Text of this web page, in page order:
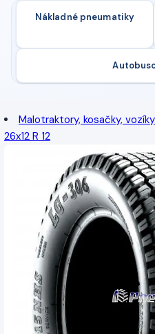
Nákladné pneumatiky
Malotraktory, kosačky, vozíky
26x12 R 12